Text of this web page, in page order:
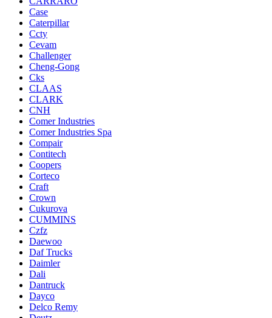
Case
Caterpillar
Ccty
Cevam
Challenger
Cheng-Gong
Cks
CLAAS
CLARK
CNH
Comer Industries
Comer Industries Spa
Compair
Contitech
Coopers
Corteco
Craft
Crown
Cukurova
CUMMINS
Czfz
Daewoo
Daf Trucks
Daimler
Dali
Dantruck
Dayco
Delco Remy